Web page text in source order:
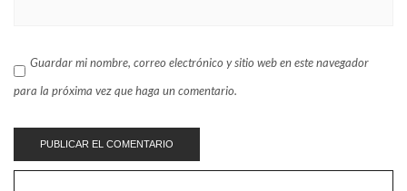
Guardar mi nombre, correo electrónico y sitio web en este navegador
para la próxima vez que haga un comentario.